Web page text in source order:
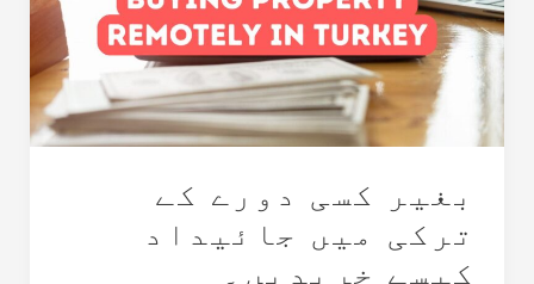
بغیر کسی دورے کے
ترکی میں جائیداد
کیسے خریدیں۔
ترکی
میں
جائیداد
کیسے
خریدیں۔